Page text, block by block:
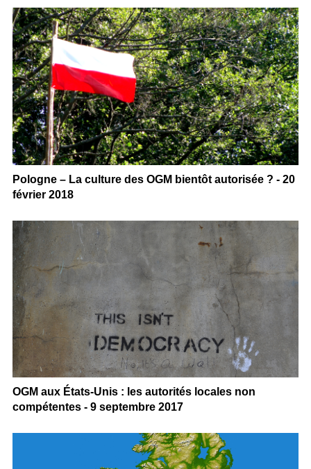
Pologne – La culture des OGM bientôt autorisée ? - 20
février 2018
OGM aux États-Unis : les autorités locales non
compétentes - 9 septembre 2017